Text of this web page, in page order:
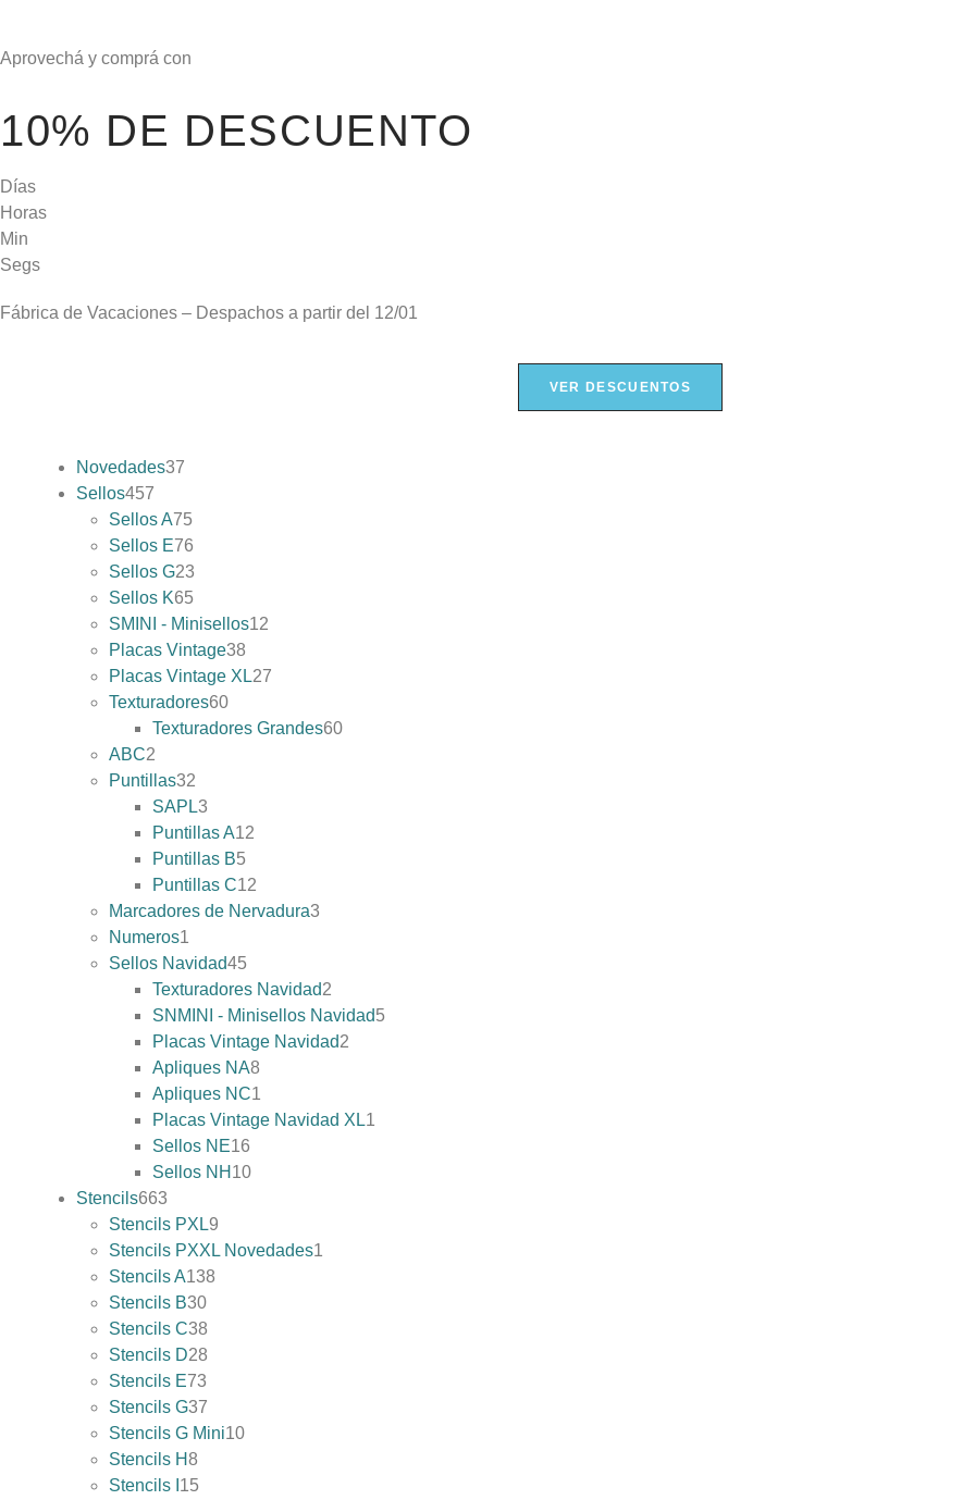
Aprovechá y comprá con
10% DE DESCUENTO
Días
Horas
Min
Segs
Fábrica de Vacaciones – Despachos a partir del 12/01
VER DESCUENTOS
Novedades37
Sellos457
Sellos A75
Sellos E76
Sellos G23
Sellos K65
SMINI - Minisellos12
Placas Vintage38
Placas Vintage XL27
Texturadores60
Texturadores Grandes60
ABC2
Puntillas32
SAPL3
Puntillas A12
Puntillas B5
Puntillas C12
Marcadores de Nervadura3
Numeros1
Sellos Navidad45
Texturadores Navidad2
SNMINI - Minisellos Navidad5
Placas Vintage Navidad2
Apliques NA8
Apliques NC1
Placas Vintage Navidad XL1
Sellos NE16
Sellos NH 10
Stencils663
Stencils PXL9
Stencils PXXL Novedades1
Stencils A138
Stencils B30
Stencils C38
Stencils D28
Stencils E73
Stencils G37
Stencils G Mini10
Stencils H8
Stencils I 15